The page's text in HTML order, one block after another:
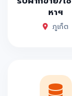
หาฯ
ภูเก็ต